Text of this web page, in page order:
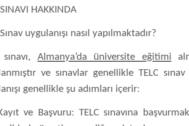
HAKKINDA
uygulanışı nasıl yapılmaktadır?
Almanya’da üniversite eğitimi
ve sınavlar genellikle TELC
genellikle şu adımları içerir:
ve Başvuru: TELC sınavına